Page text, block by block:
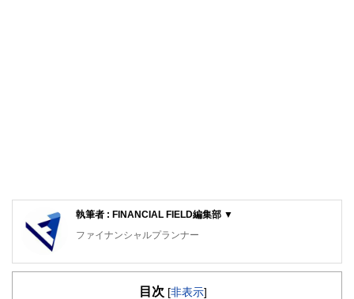
執筆者 : FINANCIAL FIELD編集部 ▼
ファイナンシャルプランナー
FinancialField編集部は、金融、経済に関する記事を、日々
知識がない方でも理解できるようわかりやすく発信していま
目次 [非表示]